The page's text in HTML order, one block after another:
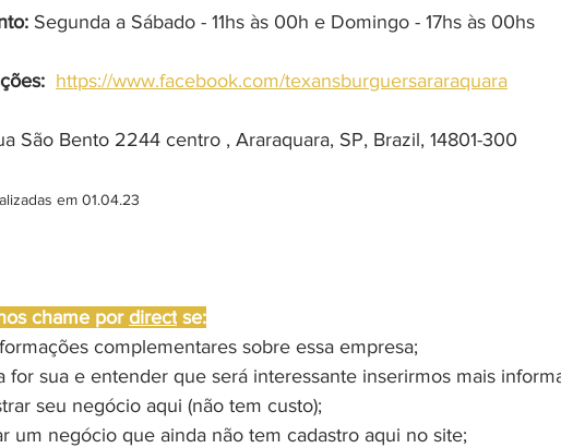
Segunda a Sábado - 11hs às 00h e Domingo - 17hs às 00hs
https://www.facebook.com/texansburguersararaquara
São Bento 2244 centro , Araraquara, SP, Brazil, 14801-300
em 01.04.23
chame por direct se:
complementares sobre essa empresa;
for sua e entender que será interessante inserirmos mais
seu negócio aqui (não tem custo);
um negócio que ainda não tem cadastro aqui no site;